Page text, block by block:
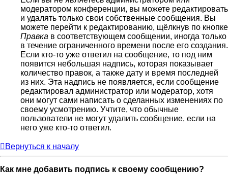
модератором конференции, вы можете редактировать
и удалять только свои собственные сообщения. Вы
можете перейти к редактированию, щёлкнув по кнопке
Правка в соответствующем сообщении, иногда только
в течение ограниченного времени после его создания.
Если кто-то уже ответил на сообщение, то под ним
появится небольшая надпись, которая показывает
количество правок, а также дату и время последней
из них. Эта надпись не появляется, если сообщение
редактировал администратор или модератор, хотя
они могут сами написать о сделанных изменениях по
своему усмотрению. Учтите, что обычные
пользователи не могут удалить сообщение, если на
него уже кто-то ответил.
Вернуться к началу
Как мне добавить подпись к своему сообщению?